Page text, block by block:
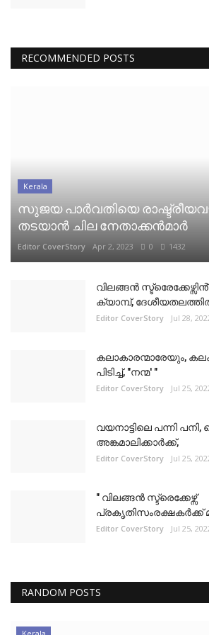
RECOMMENDED POSTS
Kerala
സുജയ പാർവതിയെ
തടയാൻ ചില നേതാക്കൻമാർ
Editor CoverStory Apr 2, 2023 0 1432
വിലങ്ങൻ
ക്യാമ്പ്,
Editor CoverStory Jul 28,
കലാകാരന്മാരേയും,
പിടിച്ച്, "നന്മ' "
Editor CoverStory Jul 25,
വയനാട്ടിലെ പന്നി പനി,
അങ്കമാലിക്കാർക്ക്,
Editor CoverStory Jul 25,
" വിലങ്ങൻ സ്ട്രെക്കേഴ്സ്
പ്രകൃതിസംരക്ഷകർക്ക്
Editor CoverStory Jul 25,
RANDOM POSTS